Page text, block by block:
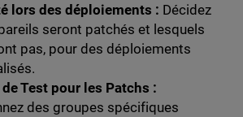
lors des déploiements : Décidez
seront patchés et lesquels
pas, pour des déploiements
Test pour les Patchs :
des groupes spécifiques